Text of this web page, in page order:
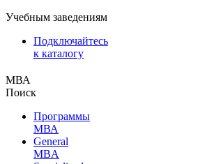
Учебным заведениям
Подключайтесь
к каталогу
МВА
Поиск
Программы
МВА
General
MBA